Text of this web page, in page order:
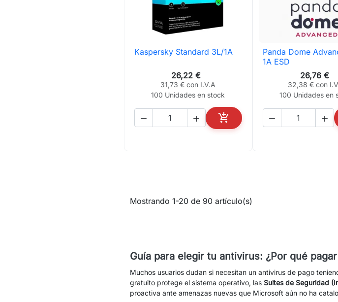
 Vista rápida
Kaspersky Standard 3L/1A
26,22 €
31,73 € con I.V.A
100 Unidades en stock
  
AÑADIR AL CARRITO
 Vista
Panda Dome
1A ESD
26,76 €
32,38 € con
100 Unidades en
 
Mostrando 1-20 de 90 artículo(s)
Guía para elegir tu antivirus: ¿Por qué
Muchos usuarios dudan si necesitan un antivirus de pago
gratuito protege el sistema operativo, las Suites de Seguridad
proactiva ante amenazas nuevas que Microsoft aún no ha